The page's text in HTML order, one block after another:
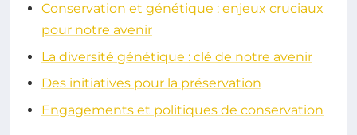
Conservation et génétique : enjeux cruciaux
pour notre avenir
La diversité génétique : clé de notre avenir
Des initiatives pour la préservation
Engagements et politiques de conservation